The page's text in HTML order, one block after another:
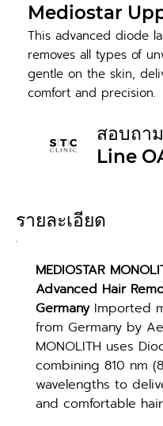
Mediostar
This advanced diode
removes all types of
gentle on the skin,
comfort and precision.
สอบถา
Line
รายละเอียด
MEDIOSTAR
Advanced Hair
Germany Imported
from Germany by
MONOLITH uses
combining 810 nm
wavelengths to
and comfortable